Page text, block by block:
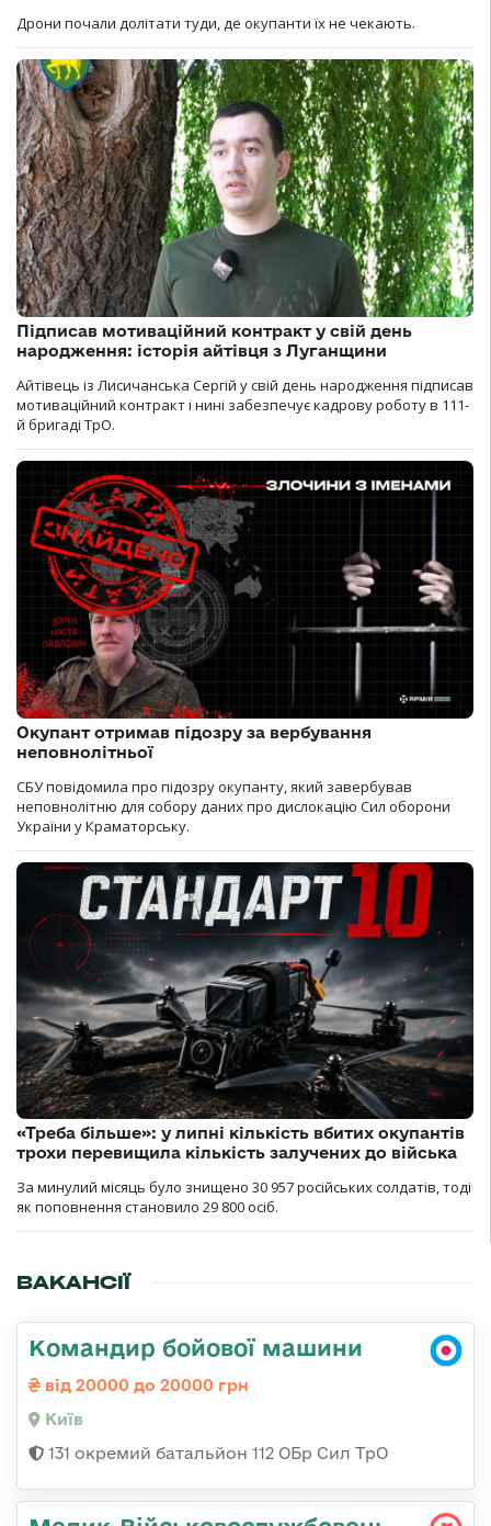
Дрони почали долітати туди, де окупанти їх не чекають.
Підписав мотиваційний контракт у свій день
народження: історія айтівця з Луганщини
Айтівець із Лисичанська Сергій у свій день народження підписав
мотиваційний контракт і нині забезпечує кадрову роботу в 111-
й бригаді ТрО.
Окупант отримав підозру за вербування
неповнолітньої
СБУ повідомила про підозру окупанту, який завербував
неповнолітню для собору даних про дислокацію Сил оборони
України у Краматорську.
«Треба більше»: у липні кількість вбитих окупантів
трохи перевищила кількість залучених до війська
За минулий місяць було знищено 30 957 російських солдатів, тоді
як поповнення становило 29 800 осіб.
ВАКАНСІЇ
Командир бойової машини
від 20000 до 20000 грн
Київ
131 окремий батальйон 112 ОБр Сил ТрО